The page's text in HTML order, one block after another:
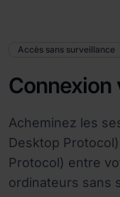
Accès sans surveillance
Connexion
Acheminez les
Desktop
Protocol) entre
ordinateurs sans